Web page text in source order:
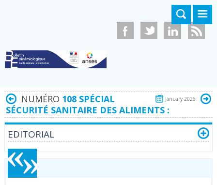
January 2026
NUMÉRO 108 SPÉCIAL
SÉCURITÉ SANITAIRE DES ALIMENTS :
EDITORIAL